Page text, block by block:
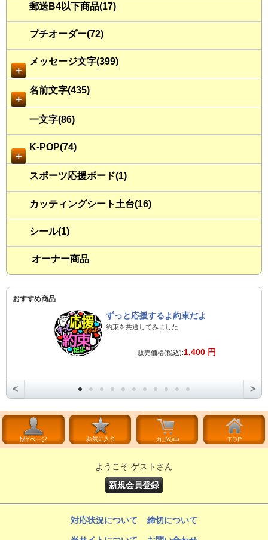
郵送B4以下商品(17)
プチオーダー(72)
＋
メッセージ文字(399)
＋
名前文字(435)
一文字(86)
＋
K-POP(74)
スポーツ応援ボード(1)
カッティングシート土台(16)
シール(1)
オーナー商品
おすすめ商品
ずっと応援するよ約束だよ
約束を共通してみました
販売価格(税込):1,400 円
< >
ようこそ ゲストさん
新規会員登録
対応状況について 締切について